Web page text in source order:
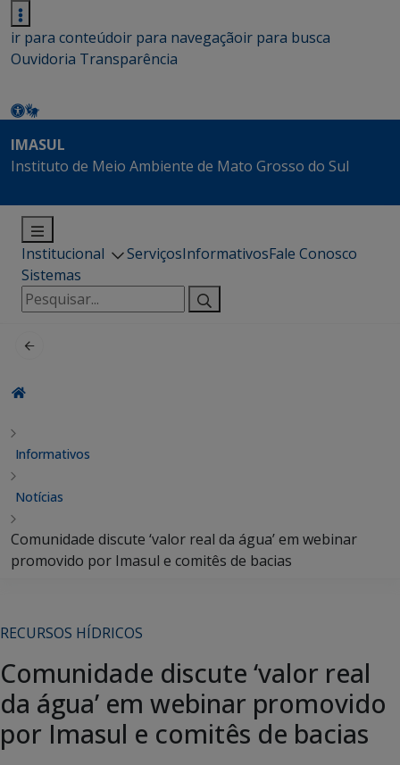
ir para conteúdoir para navegaçãoir para busca
Ouvidoria Transparência
IMASUL
Instituto de Meio Ambiente de Mato Grosso do Sul
Institucional ServiçosInformativosFale Conosco
Sistemas
Pesquisar
por:
Informativos
Notícias
Comunidade discute ‘valor real da água’ em webinar
promovido por Imasul e comitês de bacias
RECURSOS HÍDRICOS
Comunidade discute ‘valor real
da água’ em webinar promovido
por Imasul e comitês de bacias